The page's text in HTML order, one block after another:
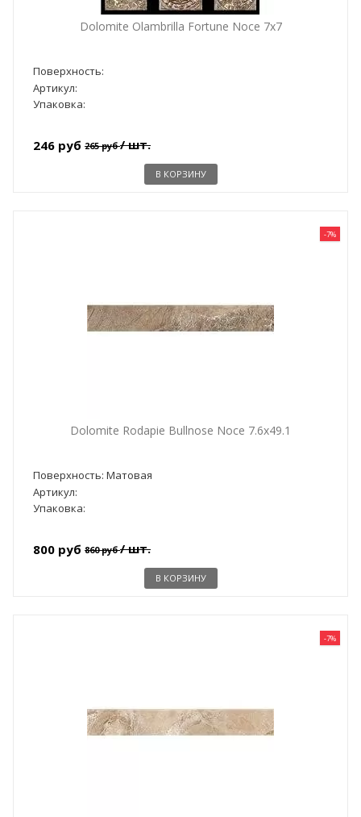
Dolomite Olambrilla Fortune Noce 7х7
Поверхность:
Артикул:
Упаковка:
246 руб 265 руб/ шт.
В КОРЗИНУ
-7%
Dolomite Rodapie Bullnose Noce 7.6x49.1
Поверхность: Матовая
Артикул:
Упаковка:
800 руб 860 руб/ шт.
В КОРЗИНУ
-7%